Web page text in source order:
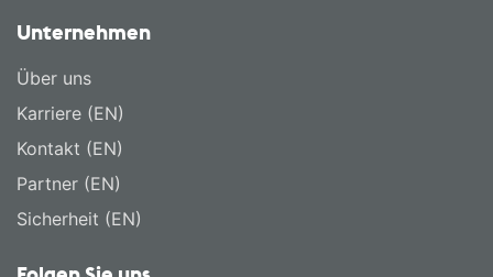
Unternehmen
Über uns
Karriere (EN)
Kontakt (EN)
Partner (EN)
Sicherheit (EN)